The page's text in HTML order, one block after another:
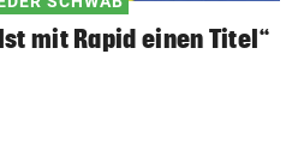
mit Rapid einen Titel“